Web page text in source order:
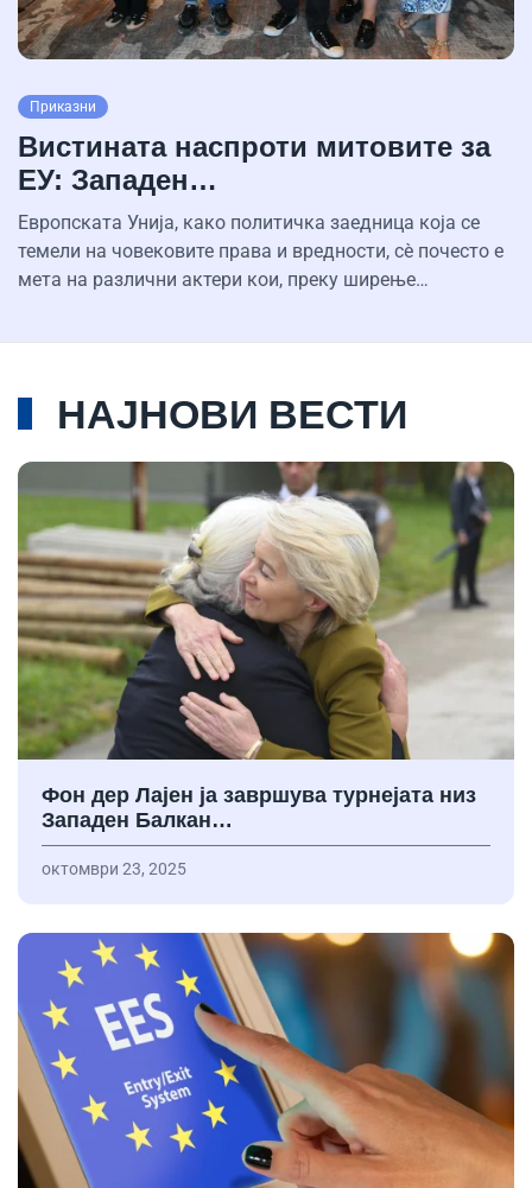
Приказни
Вистината наспроти митовите за
ЕУ: Западен…
Европската Унија, како политичка заедница која се
темели на човековите права и вредности, сè почесто е
мета на различни актери кои, преку ширење…
НАЈНОВИ ВЕСТИ
Фон дер Лајен ја завршува турнејата низ
Западен Балкан…
октомври 23, 2025